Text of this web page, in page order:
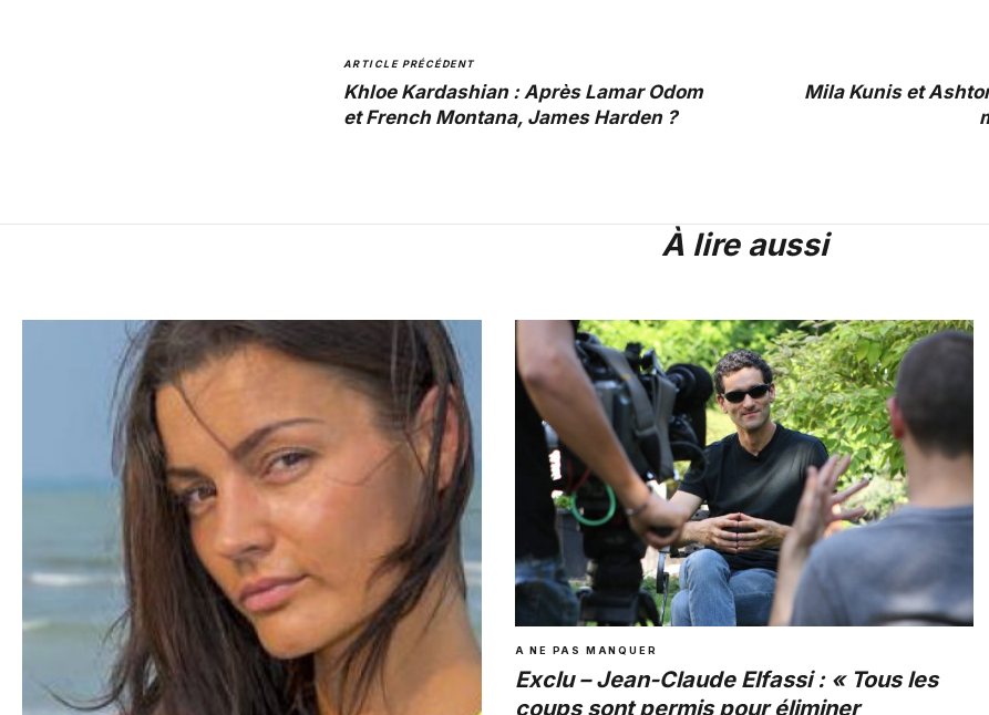
ARTICLE PRÉCÉDENT
Khloe Kardashian : Après Lamar Odom
et French Montana, James Harden ?
Mila Kunis et
À lire aussi
A NE PAS MANQUER
Exclu – Jean-Claude Elfassi : « Tous les
coups sont permis pour éliminer